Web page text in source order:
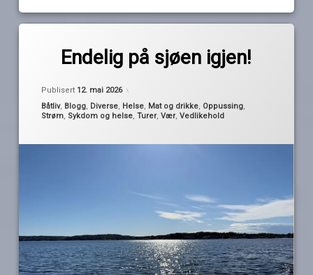
Endelig på sjøen igjen!
Publisert 12. mai 2026
Kategorier:
Båtliv, Blogg, Diverse, Helse, Mat og drikke, Oppussing,
Strøm, Sykdom og helse,Turer,Vær,Vedlikehold
båtsesongen
2026
sesongstart
Tur